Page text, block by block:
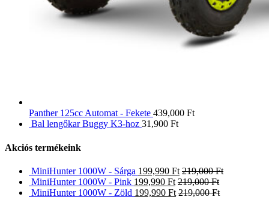
Panther 125cc Automat - Fekete 439,000 Ft
Bal lengőkar Buggy K3-hoz 31,900 Ft
Akciós termékeink
MiniHunter 1000W - Sárga 199,990 Ft 219,000Ft
MiniHunter 1000W - Pink 199,990 Ft 219,000Ft
MiniHunter 1000W - Zöld 199,990 Ft 219,000Ft